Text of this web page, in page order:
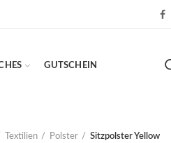
GUTSCHEIN
Textilien Polster Sitzpolster Yellow